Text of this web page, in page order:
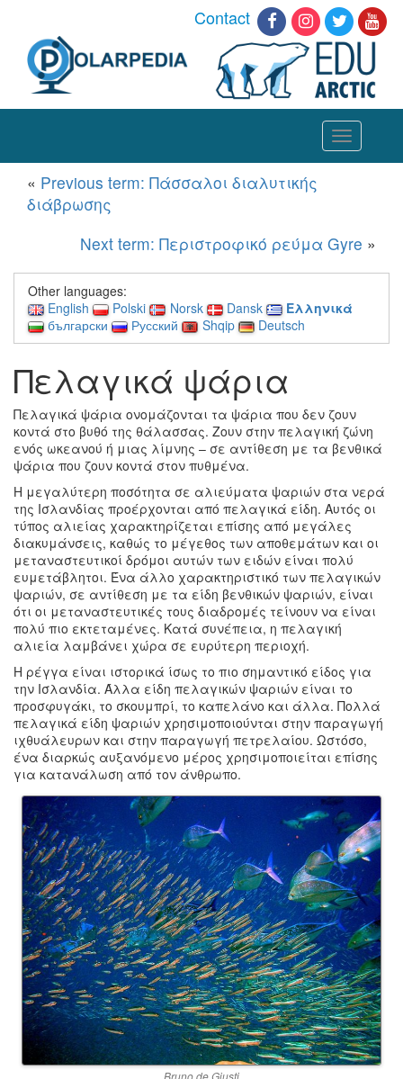
Contact
Toggle
navigation
« Previous term: Πάσσαλοι διαλυτικής
διάβρωσης
Next term: Περιστροφικό ρεύμα Gyre »
Other languages:
English
Polski Norsk Dansk
Ελληνικά
български
Русский Shqip Deutsch
Πελαγικά ψάρια
Πελαγικά ψάρια ονομάζονται τα ψάρια που δεν ζουν
κοντά στο βυθό της θάλασσας. Ζουν στην πελαγική ζώνη
ενός ωκεανού ή μιας λίμνης – σε αντίθεση με τα βενθικά
ψάρια που ζουν κοντά στον πυθμένα.
Η μεγαλύτερη ποσότητα σε αλιεύματα ψαριών στα νερά
της Ισλανδίας προέρχονται από πελαγικά είδη. Αυτός οι
τύπος αλιείας χαρακτηρίζεται επίσης από μεγάλες
διακυμάνσεις, καθώς το μέγεθος των αποθεμάτων και οι
μεταναστευτικοί δρόμοι αυτών των ειδών είναι πολύ
ευμετάβλητοι. Ένα άλλο χαρακτηριστικό των πελαγικών
ψαριών, σε αντίθεση με τα είδη βενθικών ψαριών, είναι
ότι οι μεταναστευτικές τους διαδρομές τείνουν να είναι
πολύ πιο εκτεταμένες. Κατά συνέπεια, η πελαγική
αλιεία λαμβάνει χώρα σε ευρύτερη περιοχή.
Η ρέγγα είναι ιστορικά ίσως το πιο σημαντικό είδος για
την Ισλανδία. Άλλα είδη πελαγικών ψαριών είναι το
προσφυγάκι, το σκουμπρί, το καπελάνο και άλλα. Πολλά
πελαγικά είδη ψαριών χρησιμοποιούνται στην παραγωγή
ιχθυάλευρων και στην παραγωγή πετρελαίου. Ωστόσο,
ένα διαρκώς αυξανόμενο μέρος χρησιμοποιείται επίσης
για κατανάλωση από τον άνθρωπο.
Bruno de Giusti